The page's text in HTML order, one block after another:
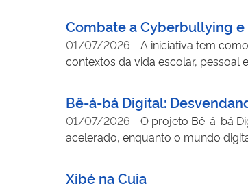
Aberta UEMA amplia o acesso da
saudável das tecnologias. A
comunidade, usando a rádio
Combate a Cyberbullying
01/07/2026 - A iniciativa tem
contextos da vida escolar, pessoal
e cyberbullying, além da realização
dos Advogados do Brasil,
cyberbullying. O projeto contribui
crítico em relação ao uso das
Bê-á-bá Digital:
01/07/2026 - O projeto Bê-á-bá
acelerado, enquanto o mundo
Xibé na Cuia